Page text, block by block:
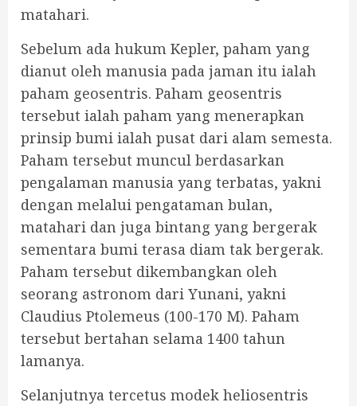
matahari.
Sebelum ada hukum Kepler, paham yang
dianut oleh manusia pada jaman itu ialah
paham geosentris. Paham geosentris
tersebut ialah paham yang menerapkan
prinsip bumi ialah pusat dari alam semesta.
Paham tersebut muncul berdasarkan
pengalaman manusia yang terbatas, yakni
dengan melalui pengataman bulan,
matahari dan juga bintang yang bergerak
sementara bumi terasa diam tak bergerak.
Paham tersebut dikembangkan oleh
seorang astronom dari Yunani, yakni
Claudius Ptolemeus (100-170 M). Paham
tersebut bertahan selama 1400 tahun
lamanya.
Selanjutnya tercetus modek heliosentris